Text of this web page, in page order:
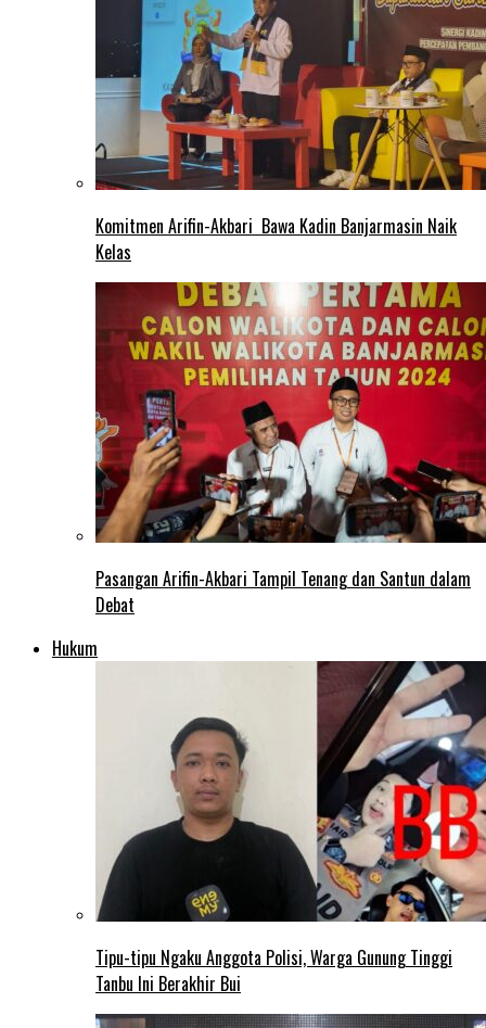
Komitmen Arifin-Akbari Bawa Kadin Banjarmasin Naik
Kelas
Pasangan Arifin-Akbari Tampil Tenang dan Santun dalam
Debat
Hukum
Tipu-tipu Ngaku Anggota Polisi, Warga Gunung Tinggi
Tanbu Ini Berakhir Bui